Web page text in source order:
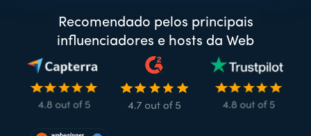
Recomendado pelos principais
influenciadores e hosts da Web